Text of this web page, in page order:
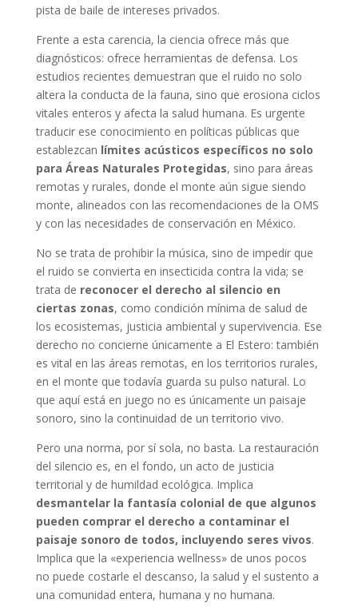
pista de baile de intereses privados.
Frente a esta carencia, la ciencia ofrece más que
diagnósticos: ofrece herramientas de defensa. Los
estudios recientes demuestran que el ruido no solo
altera la conducta de la fauna, sino que erosiona ciclos
vitales enteros y afecta la salud humana. Es urgente
traducir ese conocimiento en políticas públicas que
establezcan límites acústicos específicos no solo
para Áreas Naturales Protegidas, sino para áreas
remotas y rurales, donde el monte aún sigue siendo
monte, alineados con las recomendaciones de la OMS
y con las necesidades de conservación en México.
No se trata de prohibir la música, sino de impedir que
el ruido se convierta en insecticida contra la vida; se
trata de reconocer el derecho al silencio en
ciertas zonas, como condición mínima de salud de
los ecosistemas, justicia ambiental y supervivencia. Ese
derecho no concierne únicamente a El Estero: también
es vital en las áreas remotas, en los territorios rurales,
en el monte que todavía guarda su pulso natural. Lo
que aquí está en juego no es únicamente un paisaje
sonoro, sino la continuidad de un territorio vivo.
Pero una norma, por sí sola, no basta. La restauración
del silencio es, en el fondo, un acto de justicia
territorial y de humildad ecológica. Implica
desmantelar la fantasía colonial de que algunos
pueden comprar el derecho a contaminar el
paisaje sonoro de todos, incluyendo seres vivos.
Implica que la «experiencia wellness» de unos pocos
no puede costarle el descanso, la salud y el sustento a
una comunidad entera, humana y no humana.